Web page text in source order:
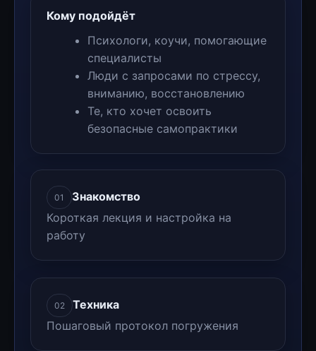
Кому подойдёт
Психологи, коучи, помогающие
специалисты
Люди с запросами по стрессу,
вниманию, восстановлению
Те, кто хочет освоить
безопасные самопрактики
01
Знакомство
Короткая лекция и настройка на
работу
02
Техника
Пошаговый протокол погружения